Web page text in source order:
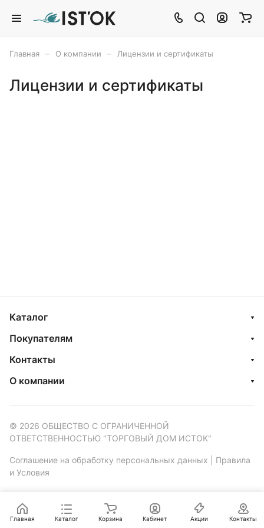
Главная О компании Лицензии и сертификаты
Лицензии и сертификаты
Каталог
Покупателям
Контакты
О компании
© 2026 ОБЩЕСТВО С ОГРАНИЧЕННОЙ
ОТВЕТСТВЕННОСТЬЮ "ТОРГОВЫЙ ДОМ ИСТОК"
Соглашение на обработку персональных данных
Правила
и Условия
Главная Каталог Корзина Кабинет Акции Контакты